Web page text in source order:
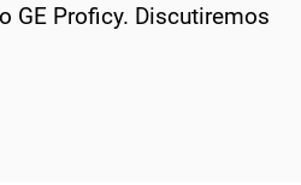
GE Proficy. Discutiremos